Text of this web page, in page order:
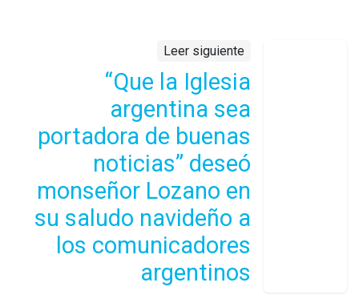
Leer siguiente
“Que la Iglesia
argentina sea
portadora de buenas
noticias” deseó
monseñor Lozano en
su saludo navideño a
los comunicadores
argentinos